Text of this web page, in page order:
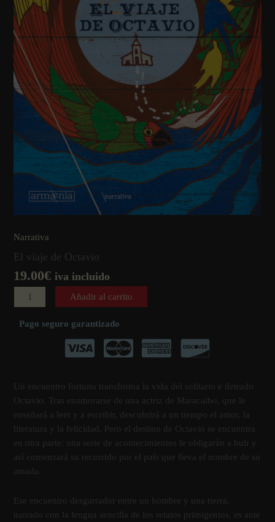
Narrativa
El viaje de Octavio
19.00€ iva incluido
viaje
de
Añadir al carrito
Pago seguro garantizado
Un encuentro fortuito transforma la vida del solitario e iletrado
Octavio. Tras enamorarse de una actriz de Maracaibo, que le
enseñará a leer y a escribir, descubrirá a un tiempo el amor, la
literatura y la felicidad. Pero el destino de Octavio se encuentra
en otra parte: una serie de acontecimientos le obligarán a huir y
así­ comenzará su recorrido por el paí­s que lleva el nombre de su
amada.
Ese encuentro desgarrador entre un hombre y una tierra,
narrado con la lengua sencilla de los relatos primigenios, es ante